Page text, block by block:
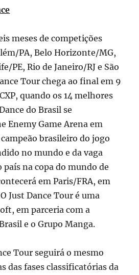
meses de competições
PA, Belo Horizonte/MG,
PE, Rio de Janeiro/RJ e São
Tour chega ao final em 9
quando os 14 melhores
do Brasil se
Enemy Game Arena em
brasileiro do jogo
no mundo e da vaga
na copa do mundo de
em Paris/FRA, em
Just Dance Tour é uma
em parceria com a
e o Grupo Manga.
Tour seguirá o mesmo
das fases classificatórias da